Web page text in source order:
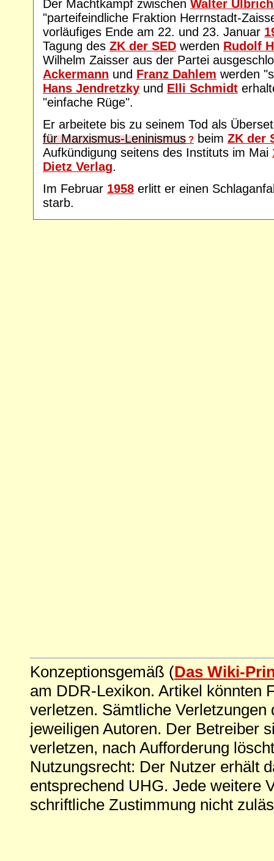
Der Machtkampf zwischen Walter
"parteifeindliche Fraktion Herrnstadt-
vorläufiges Ende am 22. und 23. Januar
Tagung des ZK der SED werden Rudolf
Wilhelm Zaisser aus der Partei
Ackermann und Franz Dahlem werden
Hans Jendretzky und Elli Schmidt
"einfache Rüge".
Er arbeitete bis zu seinem Tod als
für Marxismus-Leninismus ? beim ZK der
Aufkündigung seitens des Instituts im Mai
Dietz Verlag.
Im Februar 1958 erlitt er einen
starb.
Konzeptionsgemäß (Das Wiki-
am DDR-Lexikon. Artikel könnten
verletzen. Sämtliche
jeweiligen Autoren. Der Betreiber
verletzen, nach Aufforderung
Nutzungsrecht: Der Nutzer erhält
entsprechend UHG. Jede weitere
schriftliche Zustimmung nicht